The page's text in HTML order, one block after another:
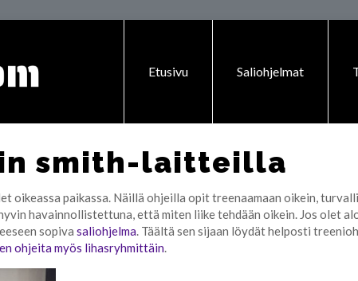
Etusivu Saliohjelmat
smith-laitteilla
paikassa. Näillä ohjeilla opit treenaamaan oikein,
havainnollistettuna, että miten liike tehdään oikein. Jos olet
sopiva saliohjelma. Täältä sen sijaan löydät helposti
ohjeita myös lihasryhmittäin.